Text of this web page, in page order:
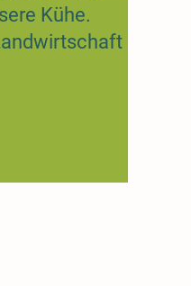
Kühe.